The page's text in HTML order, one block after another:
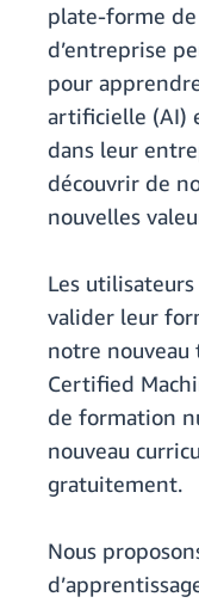
plate-forme
d’entreprise
pour
artificielle (AI)
dans leur
découvrir de
nouvelles
Les
valider leur
notre nouveau
Certified
de formation
nouveau
gratuitement.
Nous